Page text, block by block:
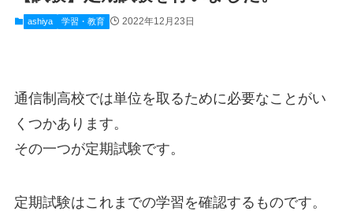
ashiya 学習・教育 2022年12月23日
通信制高校では単位を取るために必要なことがい
くつかあります。
その一つが定期試験です。
定期試験はこれまでの学習を確認するものです。